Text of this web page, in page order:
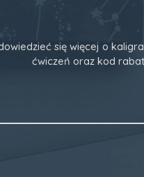
się więcej o
ćwiczeń oraz kod